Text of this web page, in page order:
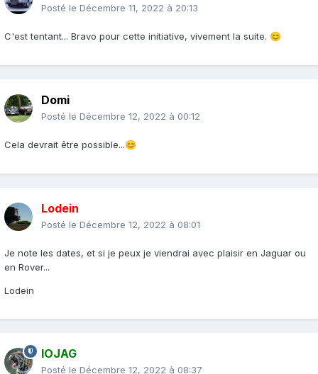
Posté le Décembre 11, 2022 à 20:13
C'est tentant... Bravo pour cette initiative, vivement la suite. 😊
Domi
Posté le Décembre 12, 2022 à 00:12
Cela devrait être possible...😊
Lodein
Posté le Décembre 12, 2022 à 08:01
Je note les dates, et si je peux je viendrai avec plaisir en Jaguar ou
en Rover...
Lodein
IOJAG
Posté le Décembre 12, 2022 à 08:37